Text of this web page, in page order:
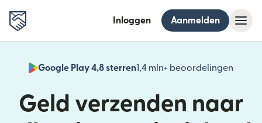
Inloggen Aanmelden
Google Play 4,8 sterren1,4 mln+ beoordelingen
Geld verzenden naar